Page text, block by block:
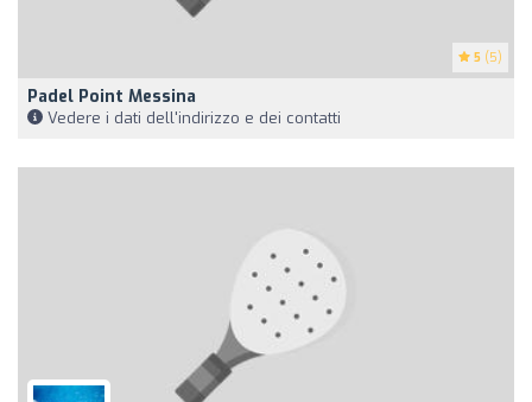
5 (5)
Padel Point Messina
Vedere i dati dell'indirizzo e dei contatti